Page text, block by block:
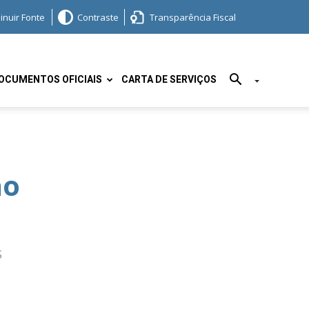
Fonte Contraste Transparência Fiscal
OFICIAIS CARTA DE SERVIÇOS